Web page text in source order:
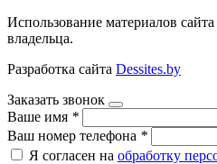
Использование материалов
владельца.
Разработка сайта Dessites.by
Заказать звонок
Ваше имя *
Ваш номер телефона *
Я согласен на обработку